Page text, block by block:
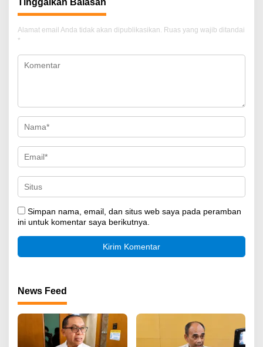
Alamat email Anda tidak akan dipublikasikan. Ruas yang wajib ditandai
*
Simpan nama, email, dan situs web saya pada peramban
ini untuk komentar saya berikutnya.
News Feed